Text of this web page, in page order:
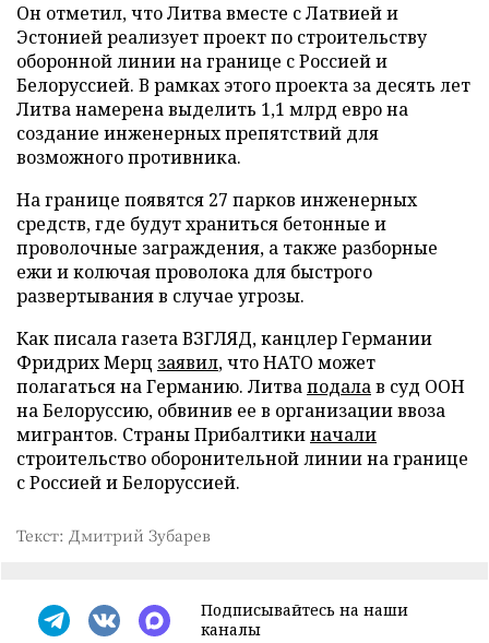
Он отметил, что Литва вместе с Латвией и
Эстонией реализует проект по строительству
оборонной линии на границе с Россией и
Белоруссией. В рамках этого проекта за десять лет
Литва намерена выделить 1,1 млрд евро на
создание инженерных препятствий для
возможного противника.
На границе появятся 27 парков инженерных
средств, где будут храниться бетонные и
проволочные заграждения, а также разборные
ежи и колючая проволока для быстрого
развертывания в случае угрозы.
Как писала газета ВЗГЛЯД, канцлер Германии
Фридрих Мерц заявил, что НАТО может
полагаться на Германию. Литваподалав суд ООН
на Белоруссию, обвинив ее в организации ввоза
мигрантов. Страны Прибалтикиначали
строительство оборонительной линии на границе
с Россией и Белоруссией.
Текст: Дмитрий Зубарев
Подписывайтесь на наши
каналы